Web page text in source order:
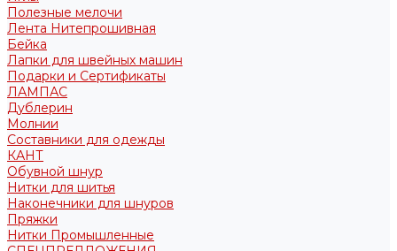
Полезные мелочи
Лента Нитепрошивная
Бейка
Лапки для швейных машин
Подарки и Сертификаты
ЛАМПАС
Дублерин
Молнии
Составники для одежды
КАНТ
Обувной шнур
Нитки для шитья
Наконечники для шнуров
Пряжки
Нитки Промышленные